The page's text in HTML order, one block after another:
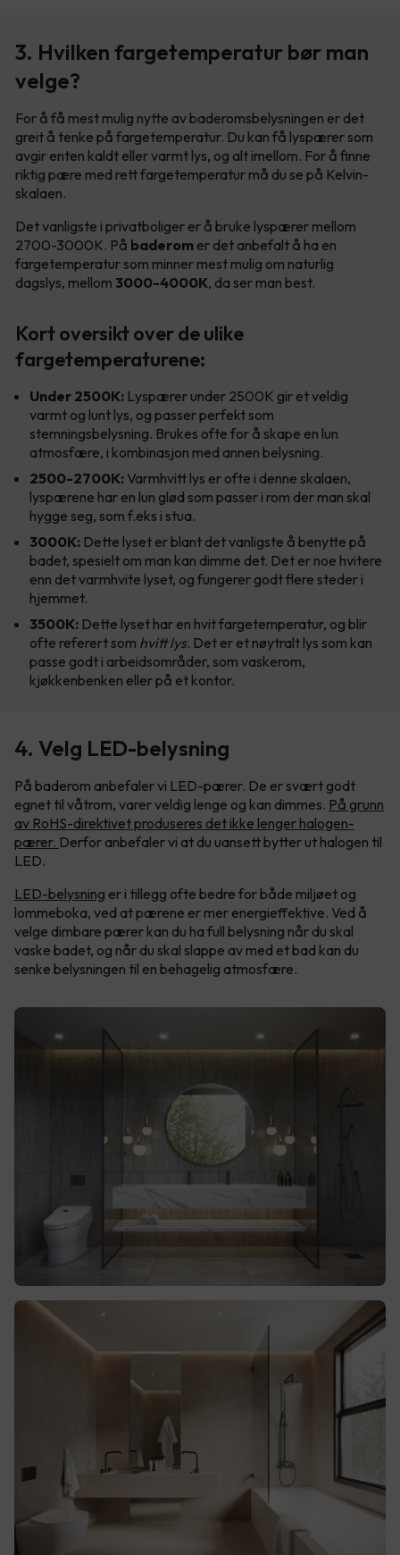
3. Hvilken fargetemperatur bør man
velge?
For å få mest mulig nytte av baderomsbelysningen er det
greit å tenke på fargetemperatur. Du kan få lyspærer som
avgir enten kaldt eller varmt lys, og alt imellom. For å finne
riktig pære med rett fargetemperatur må du se på Kelvin-
skalaen.
Det vanligste i privatboliger er å bruke lyspærer mellom
2700-3000K. På baderom er det anbefalt å ha en
fargetemperatur som minner mest mulig om naturlig
dagslys, mellom 3000-4000K, da ser man best.
Kort oversikt over de ulike
fargetemperaturene:
Under 2500K: Lyspærer under 2500K gir et veldig
varmt og lunt lys, og passer perfekt som
stemningsbelysning. Brukes ofte for å skape en lun
atmosfære, i kombinasjon med annen belysning.
2500-2700K: Varmhvitt lys er ofte i denne skalaen,
lyspærene har en lun glød som passer i rom der man skal
hygge seg, som f.eks i stua.
3000K: Dette lyset er blant det vanligste å benytte på
badet, spesielt om man kan dimme det. Det er noe hvitere
enn det varmhvite lyset, og fungerer godt flere steder i
hjemmet.
3500K: Dette lyset har en hvit fargetemperatur, og blir
ofte referert som hvitt lys. Det er et nøytralt lys som kan
passe godt i arbeidsområder, som vaskerom,
kjøkkenbenken eller på et kontor.
4. Velg LED-belysning
På baderom anbefaler vi LED-pærer. De er svært godt
egnet til våtrom, varer veldig lenge og kan dimmes. På grunn
av RoHS-direktivet produseres det ikke lenger halogen-
pærer. Derfor anbefaler vi at du uansett bytter ut halogen til
LED.
LED-belysning er i tillegg ofte bedre for både miljøet og
lommeboka, ved at pærene er mer energieffektive. Ved å
velge dimbare pærer kan du ha full belysning når du skal
vaske badet, og når du skal slappe av med et bad kan du
senke belysningen til en behagelig atmosfære.